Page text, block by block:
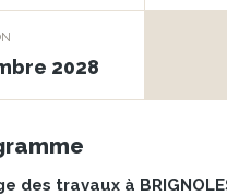
2028
des travaux à